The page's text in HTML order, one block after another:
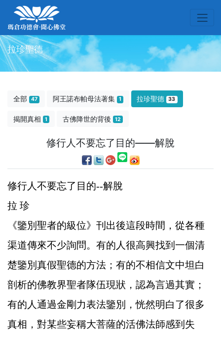
拉珍聖德
全部 47 阿王諾布帕母法著集 1 拉珍聖德 33
揭開真相 1 古佛降世的背後 12
修行人不要忘了目的——解脫
修行人不要忘了目的--解脫
拉 珍
《鑒別聖者的級位》刊出後這段時間，從各種
渠道傳來不少詢問。有的人很高興找到一個清
楚鑒別真假聖德的方法；有的不相信文中坦白
剖析的佛教界聖者隊伍現狀，認為言過其實；
有的人通過金剛力表法鑒別，恍然明白了很多
真相，對某些妄稱大菩薩的活佛法師感到失